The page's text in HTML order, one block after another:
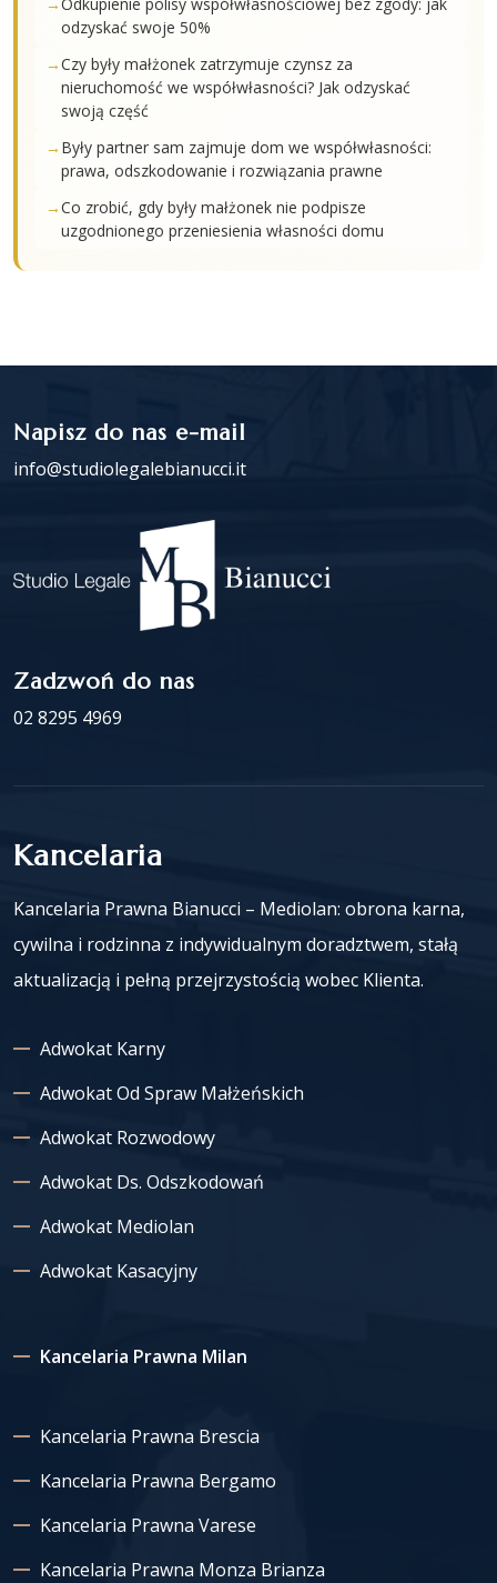
odzyskać swoje 50%
Czy były małżonek zatrzymuje czynsz za
nieruchomość we współwłasności? Jak odzyskać
swoją część
Były partner sam zajmuje dom we współwłasności:
prawa, odszkodowanie i rozwiązania prawne
Co zrobić, gdy były małżonek nie podpisze
uzgodnionego przeniesienia własności domu
Napisz do nas e-mail
info@studiolegalebianucci.it
Zadzwoń do nas
02 8295 4969
Kancelaria
Kancelaria Prawna Bianucci – Mediolan: obrona karna,
cywilna i rodzinna z indywidualnym doradztwem, stałą
aktualizacją i pełną przejrzystością wobec Klienta.
Adwokat Karny
Adwokat Od Spraw Małżeńskich
Adwokat Rozwodowy
Adwokat Ds. Odszkodowań
Adwokat Mediolan
Adwokat Kasacyjny
Kancelaria Prawna Milan
Kancelaria Prawna Brescia
Kancelaria Prawna Bergamo
Kancelaria Prawna Varese
Kancelaria Prawna Monza Brianza